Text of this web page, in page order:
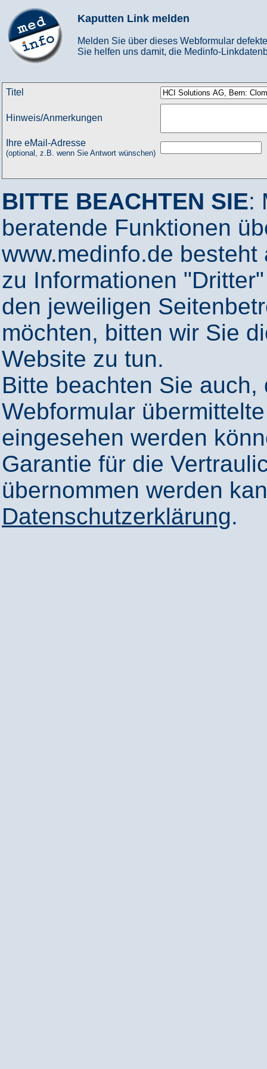
Kaputten Link melden
Melden Sie über dieses Webformular
Sie helfen uns damit, die Medinfo-
Titel
Hinweis/Anmerkungen
Ihre eMail-Adresse
(optional, z.B. wenn Sie Antwort wünschen)
BITTE BEACHTEN SIE:
beratende Funktionen
www.medinfo.de
zu Informationen
den jeweiligen
möchten, bitten wir Sie
Website zu tun.
Bitte beachten Sie
Webformular
eingesehen werden
Garantie für die
übernommen werden
Datenschutzerklärung.